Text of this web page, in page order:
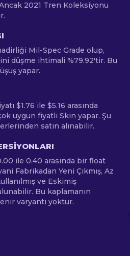
2021 Tren Koleksiyonu
Mil-Spec Grade olup,
düşme ihtimali %79.92'tir. Bu
yapar.
$1.76 ile $5.16 arasında
uygun fiyatlı Skin yapar. Şu
satın alınabilir.
ile 0.40 arasında bir float
Fabrikadan Yeni Çıkmış, Az
ve Eskimiş
Bu kaplamanın
varyantı yoktur.